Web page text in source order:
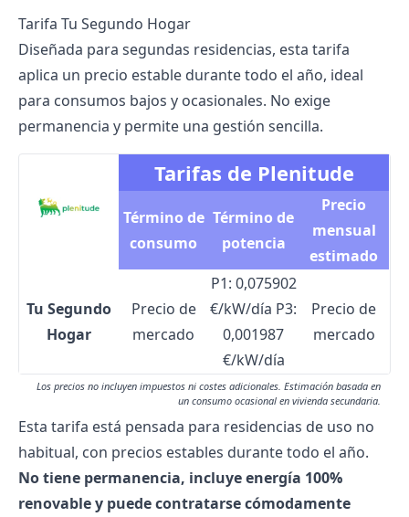
Tarifa Tu Segundo Hogar
Diseñada para segundas residencias, esta tarifa
aplica un precio estable durante todo el año, ideal
para consumos bajos y ocasionales. No exige
permanencia y permite una gestión sencilla.
Tarifas de Plenitude
Término de
consumo
Término de
potencia
Precio
mensual
estimado
Tu Segundo
Hogar
Precio de
mercado
P1: 0,075902
€/kW/día P3:
0,001987
€/kW/día
Precio de
mercado
Los precios no incluyen impuestos ni costes adicionales. Estimación basada en
un consumo ocasional en vivienda secundaria.
Esta tarifa está pensada para residencias de uso no
habitual, con precios estables durante todo el año.
No tiene permanencia, incluye energía 100%
renovable y puede contratarse cómodamente